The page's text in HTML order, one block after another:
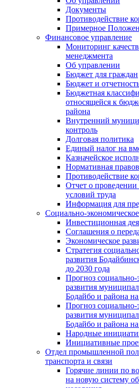
Документы
Противодействие
Примерное
Финансовое управление
Мониторинг
менеджмента
Об управлении
Бюджет для граждан
Бюджет и
Бюджетная
относящейся к
района
Внутренний
контроль
Долговая политика
Единый налог на
Казначейское
Нормативная
Противодействие
Отчет о
условий труда
Информация для
Социально-
Инвестиционная
Соглашения о
Экономическое
Стратегия
развития
до 2030 года
Прогноз социально-
развития
Бодайбо и района
Прогноз социально-
развития
Бодайбо и района
Народные
Инициативные
Отдел промышленной
транспорта и связи
Горячие линии по
на новую систему